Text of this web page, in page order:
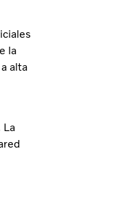
la
alta
La